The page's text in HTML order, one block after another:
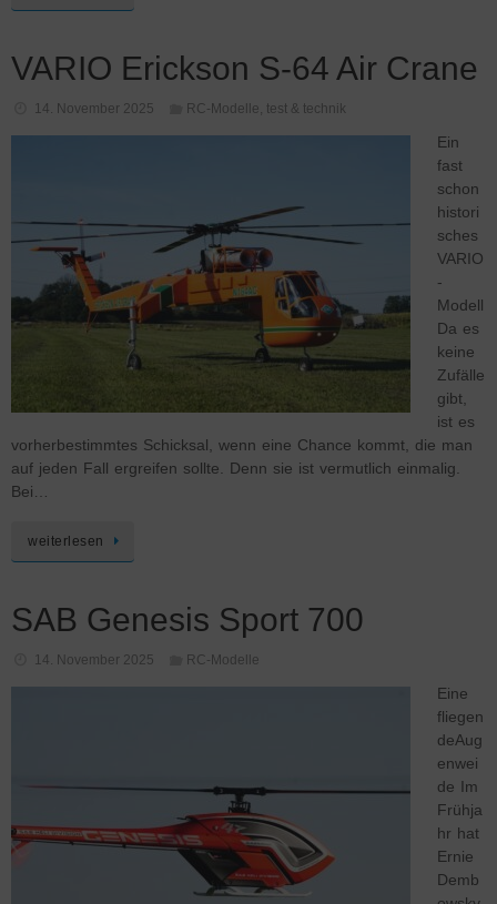
VARIO Erickson S-64 Air Crane
14. November 2025 RC-Modelle, test & technik
Ein
fast
schon
histori
sches
VARIO
-
Modell
Da es
keine
Zufälle
gibt,
ist es
vorherbestimmtes Schicksal, wenn eine Chance kommt, die man
auf jeden Fall ergreifen sollte. Denn sie ist vermutlich einmalig.
Bei…
weiterlesen
SAB Genesis Sport 700
14. November 2025 RC-Modelle
Eine
fliegen
deAug
enwei
de Im
Frühja
hr hat
Ernie
Demb